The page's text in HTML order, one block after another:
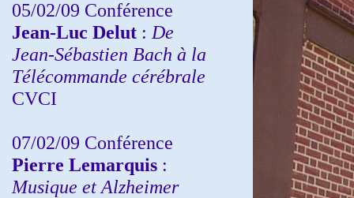
05/02/09 Conférence
Jean-Luc Delut : De
Jean-Sébastien Bach à la
Télécommande cérébrale
CVCI
07/02/09 Conférence
Pierre Lemarquis :
Musique et Alzheimer